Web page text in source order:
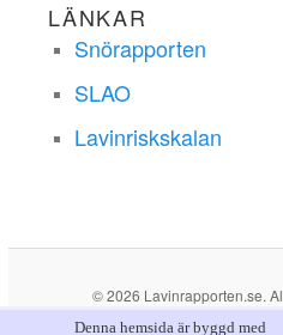
LÄNKAR
Snörapporten
SLAO
Lavinriskskalan
© 2026 Lavinrapporten.se.
Denna hemsida är byggd med